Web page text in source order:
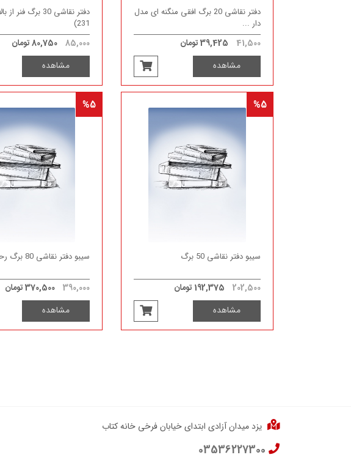
دفتر نقاشی 20 برگ افقی منگنه ای مدل
دار ...
41,500 39,425 تومان
مشاهده
231)
85,000 80,750 تومان
مشاهده
%5
سیبو دفتر نقاشی 50 برگ
202,500 192,375 تومان
مشاهده
%5
سیبو دفتر نقاشی 80 برگ رحلی سیبو
390,000 370,500 تومان
مشاهده
یزد میدان آزادی ابتدای خیابان فرخی خانه کتاب
03536227300